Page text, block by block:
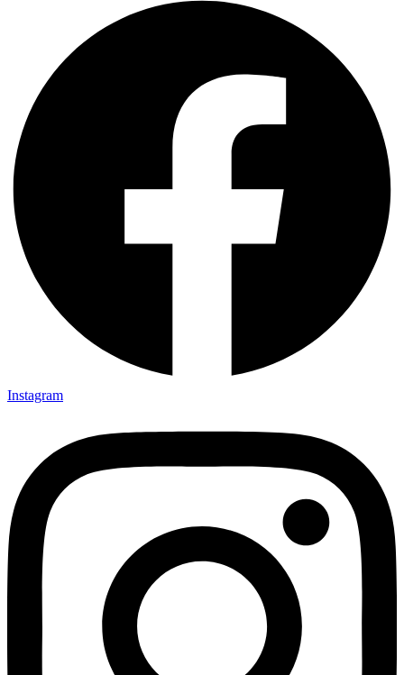
Instagram